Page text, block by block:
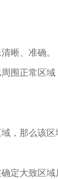
晰、准确。​
围正常区
，那么该
定大致区域